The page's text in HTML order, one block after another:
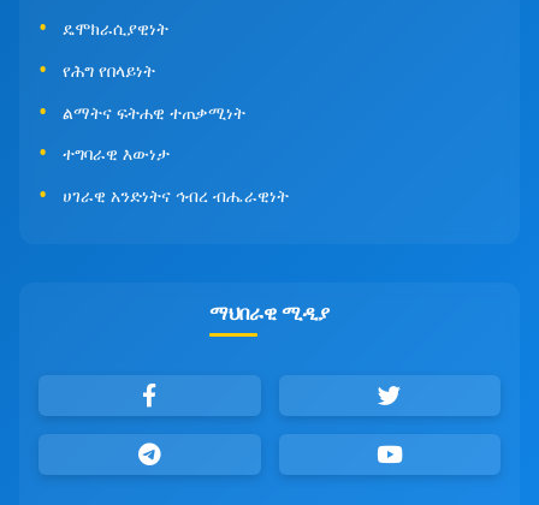
ዴሞክራሲያዊነት
የሕግ የበላይነት
ልማትና ፍትሐዊ ተጠቃሚነት
ተግባራዊ እውነታ
ሀገራዊ አንድነትና ኅብረ ብሔራዊነት
ማህበራዊ ሚዲያ